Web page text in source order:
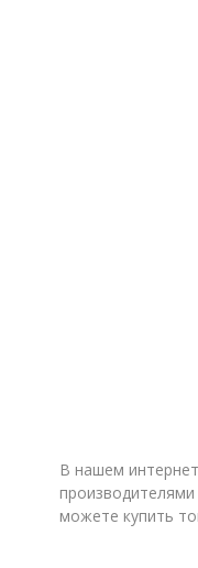
В нашем
можете купить